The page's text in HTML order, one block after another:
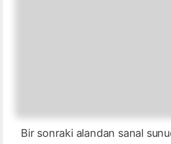
Bir sonraki alandan sanal